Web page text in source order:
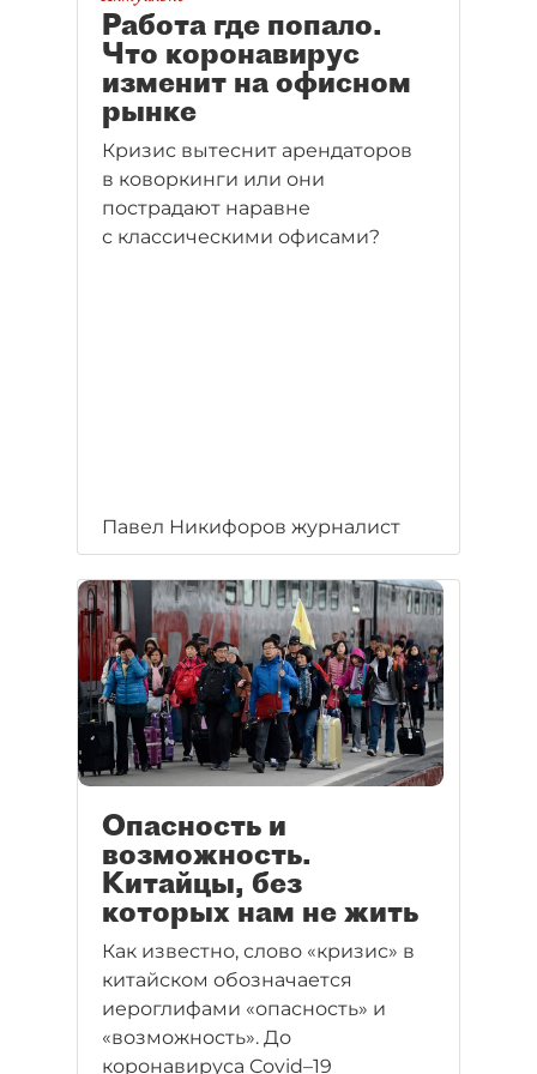
Работа где попало.
Что коронавирус
изменит на офисном
рынке
Кризис вытеснит арендаторов
в коворкинги или они
пострадают наравне
с классическими офисами?
Павел Никифоров журналист
Опасность и
возможность.
Китайцы, без
которых нам не жить
Как известно, слово «кризис» в
китайском обозначается
иероглифами «опасность» и
«возможность». До
коронавируса Covid–19